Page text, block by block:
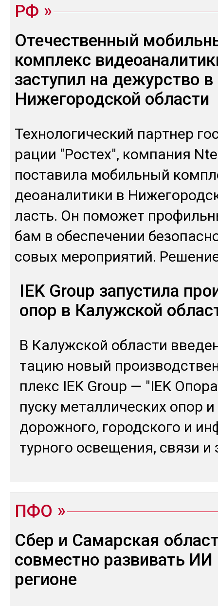
РФ
Отечественный
комплекс
заступил на дежурство в
Нижегородской области
Тех­но­логи­чес­кий пар­тнер
рации "Рос­тех", ком­па­ния
пос­та­вила мо­биль­ный
деоана­лити­ки в
ласть. Он по­может
бам в обес­пе­чении
со­вых ме­роп­рия­тий.
IEK Group запустила
опор в Калужской
В Ка­луж­ской об­лас­ти
та­цию но­вый
плекс IEK Group — "IEK
пус­ку ме­тал­ли­чес­ких опор
до­рож­но­го, го­род­ско­го и
тур­но­го ос­ве­щения, свя­зи и
ПФО
Сбер и Самарская
совместно развивать ИИ
регионе